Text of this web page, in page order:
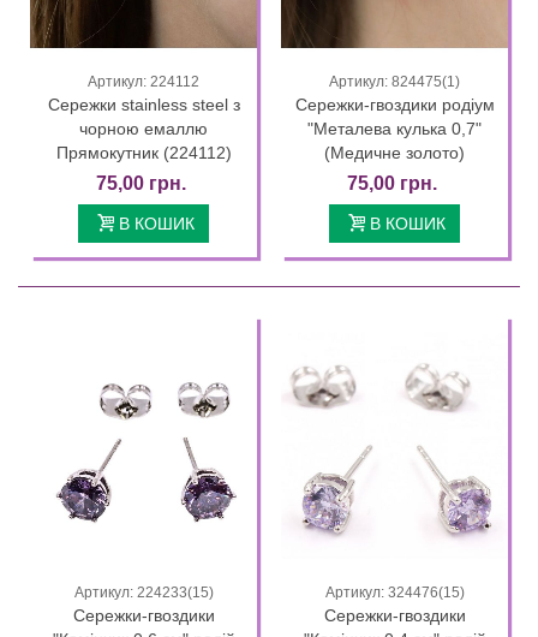
Артикул: 224112
Сережки stainless steel з
чорною емаллю
Прямокутник (224112)
75,00 грн.
В КОШИК
Артикул: 824475(1)
Сережки-гвоздики родіум
"Металева кулька 0,7"
(Медичне золото)
75,00 грн.
В КОШИК
Артикул: 224233(15)
Сережки-гвоздики
Артикул: 324476(15)
Сережки-гвоздики